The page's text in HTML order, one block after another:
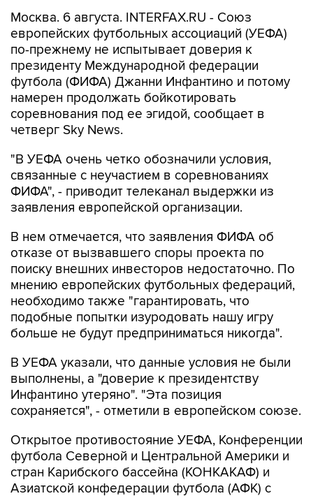
Москва. 6 августа. INTERFAX.RU - Союз
европейских футбольных ассоциаций (УЕФА)
по-прежнему не испытывает доверия к
президенту Международной федерации
футбола (ФИФА) Джанни Инфантино и потому
намерен продолжать бойкотировать
соревнования под ее эгидой, сообщает в
четверг Sky News.
"В УЕФА очень четко обозначили условия,
связанные с неучастием в соревнованиях
ФИФА", - приводит телеканал выдержки из
заявления европейской организации.
В нем отмечается, что заявления ФИФА об
отказе от вызвавшего споры проекта по
поиску внешних инвесторов недостаточно. По
мнению европейских футбольных федераций,
необходимо также "гарантировать, что
подобные попытки изуродовать нашу игру
больше не будут предприниматься никогда".
В УЕФА указали, что данные условия не были
выполнены, а "доверие к президентству
Инфантино утеряно". "Эта позиция
сохраняется", - отметили в европейском союзе.
Открытое противостояние УЕФА, Конференции
футбола Северной и Центральной Америки и
стран Карибского бассейна (КОНКАКАФ) и
Азиатской конфедерации футбола (АФК) с